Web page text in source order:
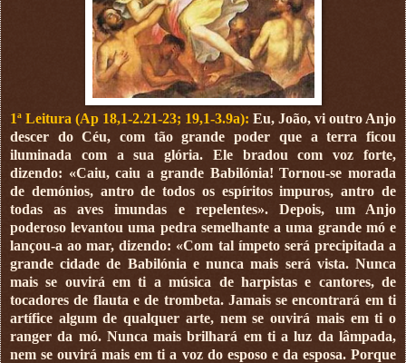
1ª Leitura (Ap 18,1-2.21-23; 19,1-3.9a): Eu, João, vi outro Anjo
descer do Céu, com tão grande poder que a terra ficou
iluminada com a sua glória. Ele bradou com voz forte,
dizendo: «Caiu, caiu a grande Babilónia! Tornou-se morada
de demónios, antro de todos os espíritos impuros, antro de
todas as aves imundas e repelentes». Depois, um Anjo
poderoso levantou uma pedra semelhante a uma grande mó e
lançou-a ao mar, dizendo: «Com tal ímpeto será precipitada a
grande cidade de Babilónia e nunca mais será vista. Nunca
mais se ouvirá em ti a música de harpistas e cantores, de
tocadores de flauta e de trombeta. Jamais se encontrará em ti
artífice algum de qualquer arte, nem se ouvirá mais em ti o
ranger da mó. Nunca mais brilhará em ti a luz da lâmpada,
nem se ouvirá mais em ti a voz do esposo e da esposa. Porque